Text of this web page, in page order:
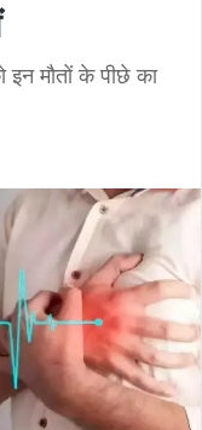
मौतों के पीछे का